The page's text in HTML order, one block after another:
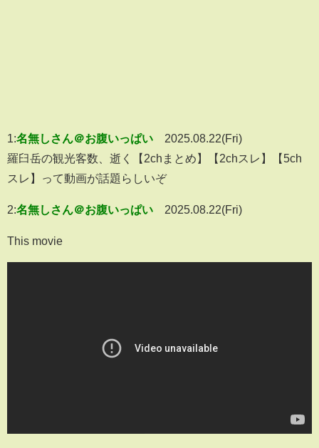
1:名無しさん＠お腹いっぱい
2025.08.22(Fri)
羅臼岳の観光客数、逝く【2chまとめ】【2chスレ】【5ch
スレ】って動画が話題らしいぞ
2:名無しさん＠お腹いっぱい 2025.08.22(Fri)
This movie